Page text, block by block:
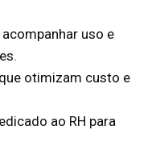
uso e
otimizam custo e
ao RH para